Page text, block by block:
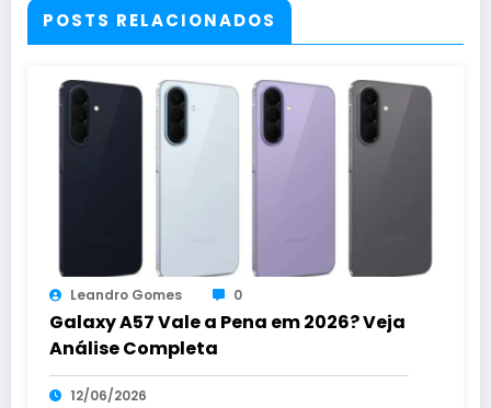
POSTS RELACIONADOS
Leandro Gomes 0
Galaxy A57 Vale a Pena em 2026? Veja
Análise Completa
12/06/2026